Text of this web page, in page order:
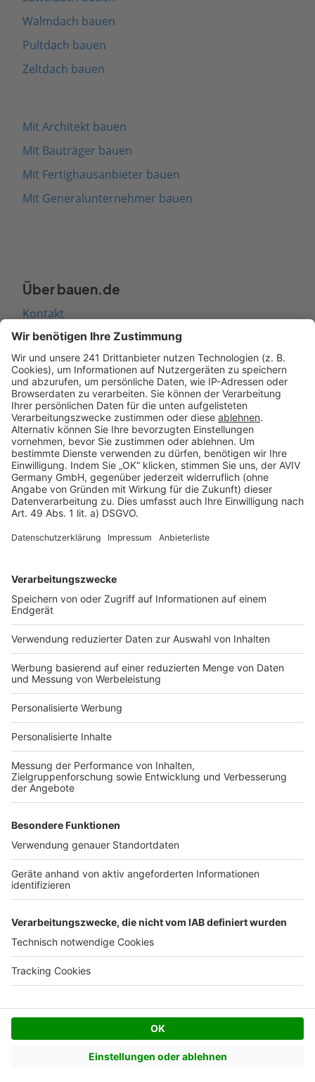
Walmdach bauen
Pultdach bauen
Zeltdach bauen
Mit Architekt bauen
Mit Bauträger bauen
Mit Fertighausanbieter bauen
Mit Generalunternehmer bauen
Über bauen.de
Kontakt
Seitenaufbau
Barrierefreiheit
Cookie Einstellungen
Rechtliches
AGB-Übersicht
Datenschutz
Impressum
Services
Bauprojekt-Quiz
Häuser-Suche
Hausanbieter-Suche
Bauprojekt-Profil
Für Unternehmen
Ihre Baufirma auf bauen.de
Kostenloses Infogespräch
© AVIV Germany GmbH - 2026
Facebook
Twitter